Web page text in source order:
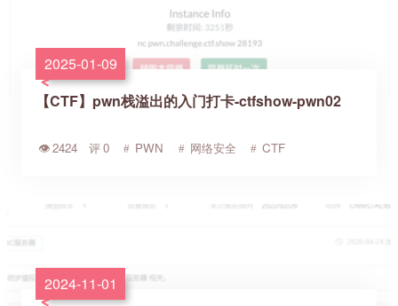
2025-01-09
【CTF】pwn栈溢出的入门打卡-ctfshow-pwn02
2424 0 PWN 网络安全 CTF
2024-11-01